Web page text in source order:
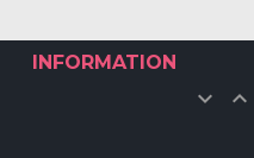
INFORMATION
 